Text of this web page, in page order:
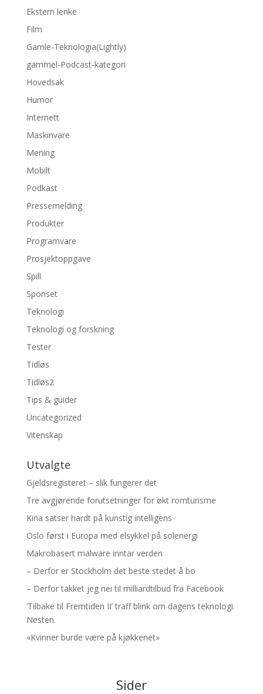
Ekstern lenke
Film
Gamle-Teknologia(Lightly)
gammel-Podcast-kategori
Hovedsak
Humor
Internett
Maskinvare
Mening
Mobilt
Podkast
Pressemelding
Produkter
Programvare
Prosjektoppgave
Spill
Sponset
Teknologi
Teknologi og forskning
Tester
Tidløs
Tidløs2
Tips & guider
Uncategorized
Vitenskap
Utvalgte
Gjeldsregisteret – slik fungerer det
Tre avgjørende forutsetninger for økt romturisme
Kina satser hardt på kunstig intelligens
Oslo først i Europa med elsykkel på solenergi
Makrobasert malware inntar verden
– Derfor er Stockholm det beste stedet å bo
– Derfor takket jeg nei til milliardtilbud fra Facebook
’Tilbake til Fremtiden II’ traff blink om dagens teknologi.
Nesten.
«Kvinner burde være på kjøkkenet»
Sider